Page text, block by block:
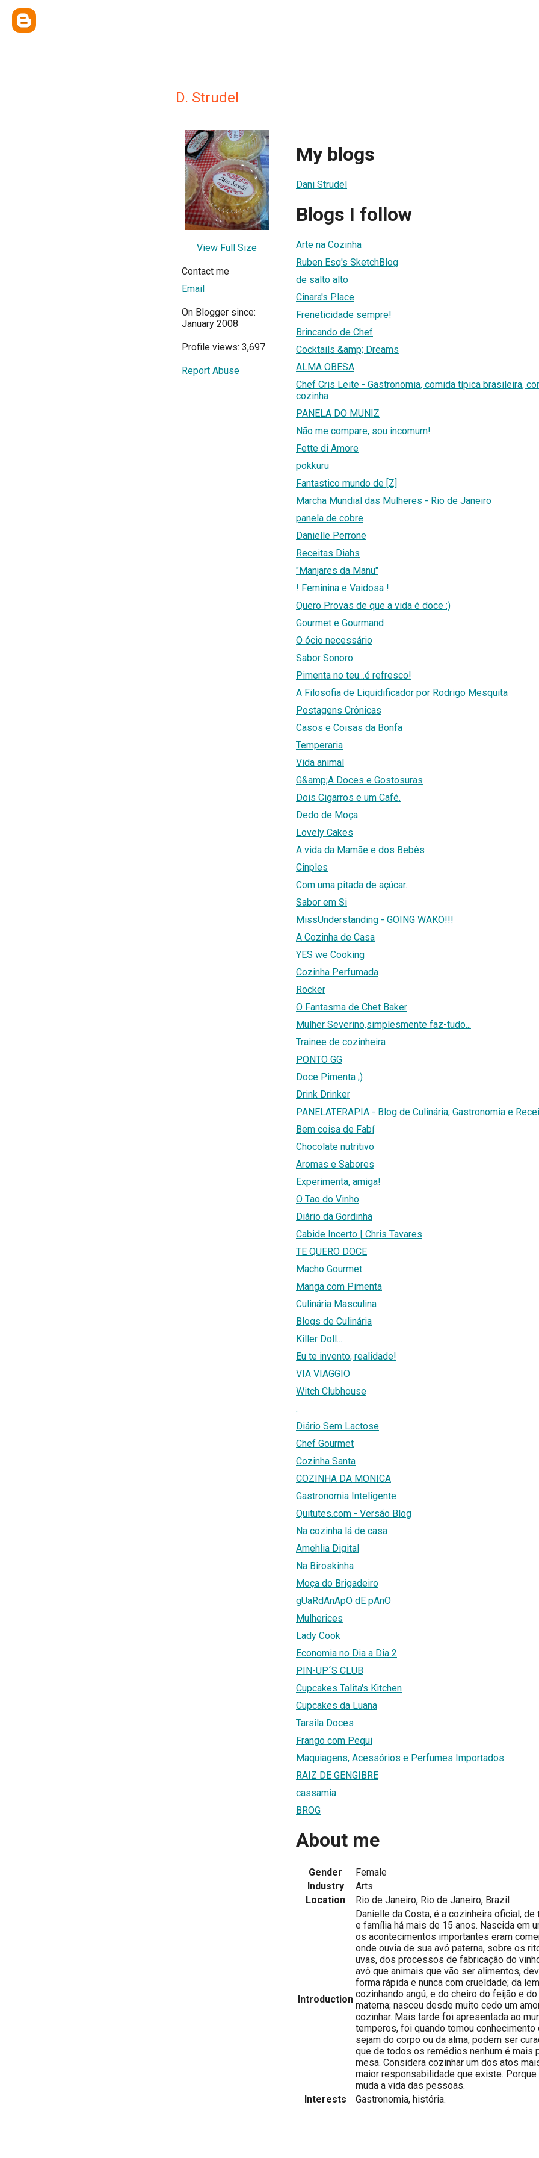
D. Strudel
View Full Size
Contact me
Email
On Blogger since:
January 2008
Profile views: 3,697
Report Abuse
My blogs
Dani Strudel
Blogs I follow
Arte na Cozinha
Ruben Esq's SketchBlog
de salto alto
Cinara's Place
Freneticidade sempre!
Brincando de Chef
Cocktails &amp; Dreams
ALMA OBESA
Chef Cris Leite - Gastronomia, comida típica brasileira,
cozinha
PANELA DO MUNIZ
Não me compare, sou incomum!
Fette di Amore
pokkuru
Fantastico mundo de [Z]
Marcha Mundial das Mulheres - Rio de Janeiro
panela de cobre
Danielle Perrone
Receitas Diahs
"Manjares da Manu"
! Feminina e Vaidosa !
Quero Provas de que a vida é doce :)
Gourmet e Gourmand
O ócio necessário
Sabor Sonoro
Pimenta no teu...é refresco!
A Filosofia de Liquidificador por Rodrigo Mesquita
Postagens Crônicas
Casos e Coisas da Bonfa
Temperaria
Vida animal
G&amp;A Doces e Gostosuras
Dois Cigarros e um Café.
Dedo de Moça
Lovely Cakes
A vida da Mamãe e dos Bebês
Cinples
Com uma pitada de açúcar...
Sabor em Si
MissUnderstanding - GOING WAKO!!!
A Cozinha de Casa
YES we Cooking
Cozinha Perfumada
Rocker
O Fantasma de Chet Baker
Mulher Severino,simplesmente faz-tudo...
Trainee de cozinheira
PONTO GG
Doce Pimenta ;)
Drink Drinker
PANELATERAPIA - Blog de Culinária, Gastronomia e
Bem coisa de Fabí
Chocolate nutritivo
Aromas e Sabores
Experimenta, amiga!
O Tao do Vinho
Diário da Gordinha
Cabide Incerto | Chris Tavares
TE QUERO DOCE
Macho Gourmet
Manga com Pimenta
Culinária Masculina
Blogs de Culinária
Killer Doll...
Eu te invento, realidade!
VIA VIAGGIO
Witch Clubhouse
.
Diário Sem Lactose
Chef Gourmet
Cozinha Santa
COZINHA DA MONICA
Gastronomia Inteligente
Quitutes.com - Versão Blog
Na cozinha lá de casa
Amehlia Digital
Na Biroskinha
Moça do Brigadeiro
gUaRdAnApO dE pAnO
Mulherices
Lady Cook
Economia no Dia a Dia 2
PIN-UP´S CLUB
Cupcakes Talita's Kitchen
Cupcakes da Luana
Tarsila Doces
Frango com Pequi
Maquiagens, Acessórios e Perfumes Importados
RAIZ DE GENGIBRE
cassamia
BROG
About me
Gender
Female
Industry
Arts
Location
Rio de Janeiro, Rio de Janeiro, Brazil
Introduction
Danielle da Costa, é a cozinheira oficial,
e família há mais de 15 anos. Nascida em
os acontecimentos importantes eram
onde ouvia de sua avó paterna, sobre os
uvas, dos processos de fabricação do
avô que animais que vão ser alimentos,
forma rápida e nunca com crueldade; da
cozinhando angú, e do cheiro do feijão e
materna; nasceu desde muito cedo um
cozinhar. Mais tarde foi apresentada ao
temperos, foi quando tomou
sejam do corpo ou da alma, podem ser
que de todos os remédios nenhum é mais
mesa. Considera cozinhar um dos atos
maior responsabilidade que existe.
muda a vida das pessoas.
Interests
Gastronomia, história.